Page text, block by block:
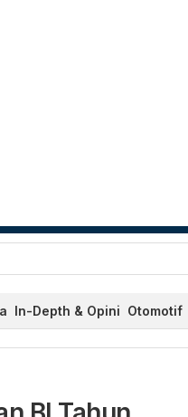
In-Depth & Opini Otomotif